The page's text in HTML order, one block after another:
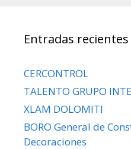
Entradas recientes
CERCONTROL
TALENTO GRUPO
XLAM DOLOMITI
BORO General de
Decoraciones